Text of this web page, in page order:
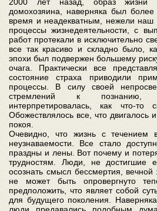
домохозяина, наверняка был
время и неадекватным, нежели наш
процессы жизнедеятельности, с
работ протекали в исключительно
все так красиво и складно было,
эпохи был подвержен большему
очага. Практически все
состояние страха приводили
процессы. В силу своей
стремлений к познанию,
интерпретировалась, как что-то
Обожествлялось все, что двигалось
покоя.
Очевидно, что жизнь с течением
неузнаваемости. Все стало
праздны и лены. Вот почему и
трудностям. Люди, не достигшие
осознать смысл бессмертия,
не может быть опровергнуто
предположить, что являет собой
для будущего поколения.